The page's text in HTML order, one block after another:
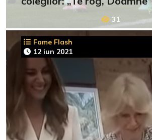
31
Fame Flash
12 iun 2021